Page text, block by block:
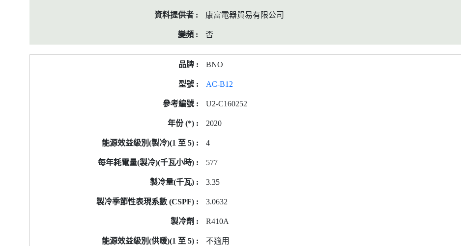
康富電器貿易有限公司
否
BNO
AC-B12
U2-C160252
2020
4
577
3.35
3.0632
R410A
不適用